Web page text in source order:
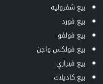
بيع شفروليه
بيع فورد
بيع فولفو
بيع فولكس واجن
بيع فيراري
بيع كاديلاك